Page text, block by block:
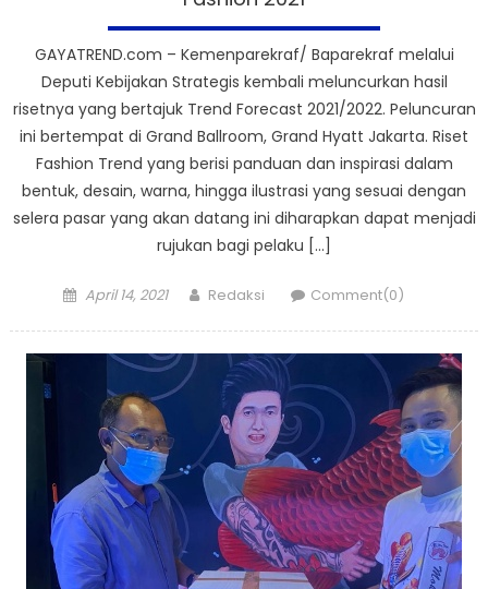
GAYATREND.com – Kemenparekraf/ Baparekraf melalui
Deputi Kebijakan Strategis kembali meluncurkan hasil
risetnya yang bertajuk Trend Forecast 2021/2022. Peluncuran
ini bertempat di Grand Ballroom, Grand Hyatt Jakarta. Riset
Fashion Trend yang berisi panduan dan inspirasi dalam
bentuk, desain, warna, hingga ilustrasi yang sesuai dengan
selera pasar yang akan datang ini diharapkan dapat menjadi
rujukan bagi pelaku […]
Posted
April 14, 2021 Author
Redaksi Comment(0)